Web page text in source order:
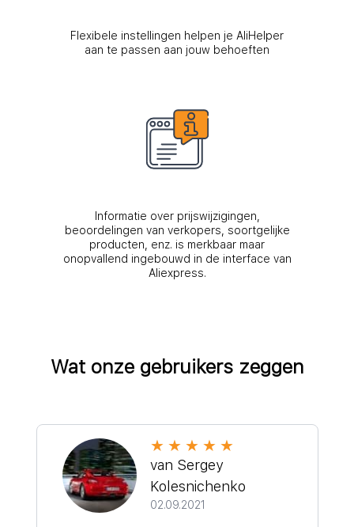
Flexibele instellingen helpen je AliHelper
aan te passen aan jouw behoeften
Informatie over prijswijzigingen,
beoordelingen van verkopers, soortgelijke
producten, enz. is merkbaar maar
onopvallend ingebouwd in de interface van
Aliexpress.
Wat onze gebruikers zeggen
van Sergey
Kolesnichenko
02.09.2021